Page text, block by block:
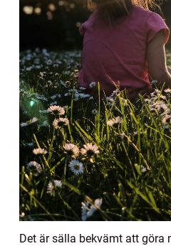
Det är sälla bekvämt att göra